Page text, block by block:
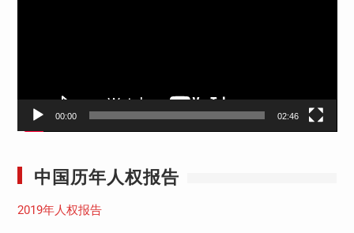
00:00 02:46
中国历年人权报告
2019年人权报告